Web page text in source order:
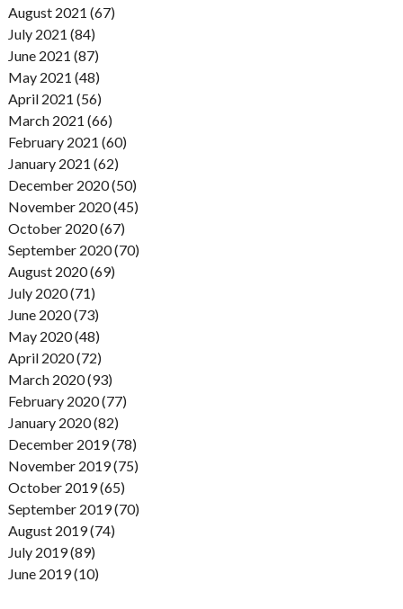
August 2021 (67)
July 2021 (84)
June 2021 (87)
May 2021 (48)
April 2021 (56)
March 2021 (66)
February 2021 (60)
January 2021 (62)
December 2020 (50)
November 2020 (45)
October 2020 (67)
September 2020 (70)
August 2020 (69)
July 2020 (71)
June 2020 (73)
May 2020 (48)
April 2020 (72)
March 2020 (93)
February 2020 (77)
January 2020 (82)
December 2019 (78)
November 2019 (75)
October 2019 (65)
September 2019 (70)
August 2019 (74)
July 2019 (89)
June 2019 (10)